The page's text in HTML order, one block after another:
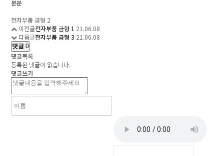
본문
전자부품 금형 2
이전글전자부품 금형 1 21.06.08
다음글전자부품 금형 3 21.06.08
댓글 0
댓글목록
등록된 댓글이 없습니다.
댓글쓰기